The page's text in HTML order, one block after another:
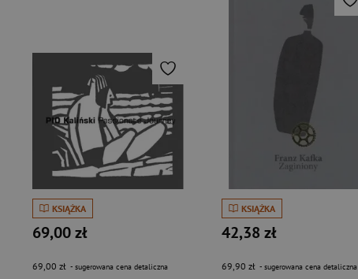
KSIĄŻKA
69,00 zł
69,00 zł - sugerowana cena detaliczna
KSIĄŻKA
42,38 zł
69,90 zł - sugerowana cena detaliczna